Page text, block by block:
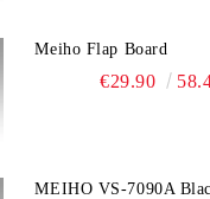
Meiho Flap Board
€29.90
MEIHO VS-7090A